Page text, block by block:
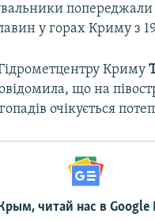
попереджали
у горах Криму з
Криму
що на
очікується
читай нас в Google